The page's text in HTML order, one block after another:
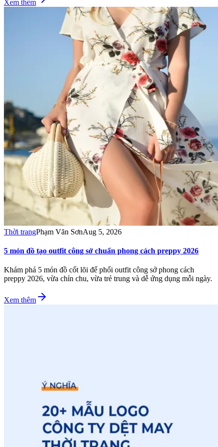
Xem thêm
Thời trangPhạm Văn SơnAug 5, 2026
5 món đồ tạo outfit công sở chuẩn phong cách preppy 2026
Khám phá 5 món đồ cốt lõi để phối outfit công sở phong cách
preppy 2026, vừa chỉn chu, vừa trẻ trung và dễ ứng dụng mỗi ngày.
Xem thêm